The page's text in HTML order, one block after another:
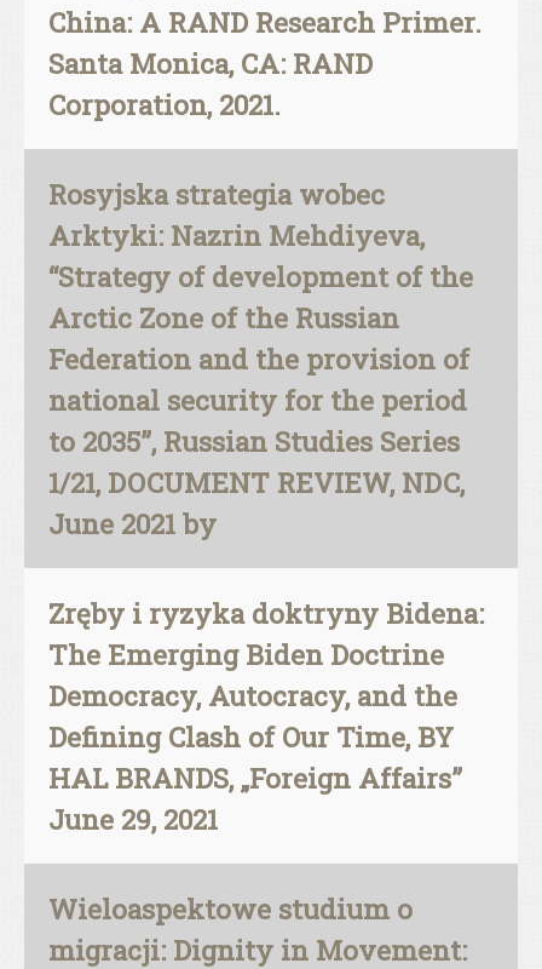
China: A RAND Research Primer.
Santa Monica, CA: RAND
Corporation, 2021.
Rosyjska strategia wobec
Arktyki: Nazrin Mehdiyeva,
“Strategy of development of the
Arctic Zone of the Russian
Federation and the provision of
national security for the period
to 2035”, Russian Studies Series
1/21, DOCUMENT REVIEW, NDC,
June 2021 by
Zręby i ryzyka doktryny Bidena:
The Emerging Biden Doctrine
Democracy, Autocracy, and the
Defining Clash of Our Time, BY
HAL BRANDS, „Foreign Affairs”
June 29, 2021
Wieloaspektowe studium o
migracji: Dignity in Movement: